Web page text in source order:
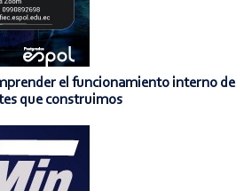
el funcionamiento interno de
que construimos